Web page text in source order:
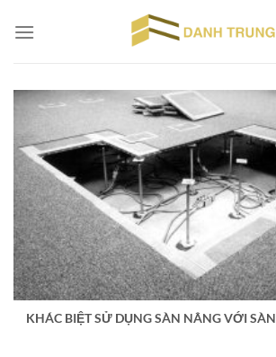
đến
KHÁC BIỆT SỬ DỤNG SÀN NÂNG VỚI